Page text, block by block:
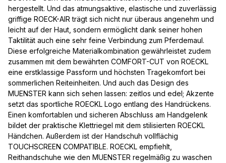
hergestellt. Und das atmungsaktive, elastische und zuverlässig
griffige ROECK-AIR trägt sich nicht nur überaus angenehm und
leicht auf der Haut, sondern ermöglicht dank seiner hohen
Taktilität auch eine sehr feine Verbindung zum Pferdemaul.
Diese erfolgreiche Materialkombination gewährleistet zudem
zusammen mit dem bewährten COMFORT-CUT von ROECKL
eine erstklassige Passform und höchsten Tragekomfort bei
sommerlichen Reiteinheiten. Und auch das Design des
MUENSTER kann sich sehen lassen: zeitlos und edel; Akzente
setzt das sportliche ROECKL Logo entlang des Handrückens.
Einen komfortablen und sicheren Abschluss am Handgelenk
bildet der praktische Klettriegel mit dem stilisierten ROECKL
Händchen. Außerdem ist der Handschuh vollflächig
TOUCHSCREEN COMPATIBLE. ROECKL empfiehlt,
Reithandschuhe wie den MUENSTER regelmäßig zu waschen